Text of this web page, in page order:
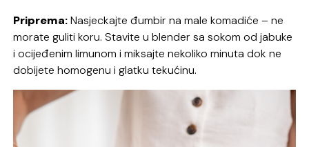
Priprema:Nasjeckajte đumbir na male komadiće – ne
morate guliti koru. Stavite u blender sa sokom od jabuke
i ocijeđenim limunom i miksajte nekoliko minuta dok ne
dobijete homogenu i glatku tekućinu.